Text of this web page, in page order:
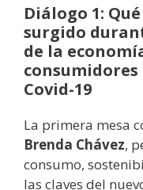
Diálogo 1:
surgido
de la
Covid-19
La primera mesa
Brenda Chávez,
consumo,
las claves del